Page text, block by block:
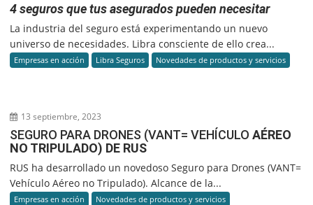
4 seguros que tus asegurados pueden necesitar
La industria del seguro está experimentando un nuevo
universo de necesidades. Libra consciente de ello crea...
Empresas en acción Libra Seguros Novedades de productos y servicios
13 septiembre, 2023
SEGURO PARA DRONES (VANT= VEHÍCULOAÉREO
NO TRIPULADO) DE RUS
RUS ha desarrollado un novedoso Seguro para Drones (VANT=
Vehículo Aéreo no Tripulado). Alcance de la...
Empresas en acción
Novedades de productos y servicios